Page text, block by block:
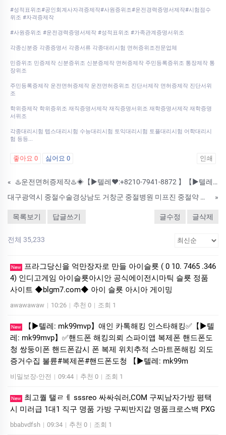
#성적표위조#공인회계사자격증제작#사원증위조#운전경력증명서제작#시험점수
위조 #자격증제작
#사원증위조 #운전경력증명서제작 #성적표위조 #가족관계증명서위조
각종신분증 각종증명서 각종서류 각종대리시험 면허증위조전문업체
민증위조 민증제작 신분증위조 신분증제작 면허증제작 주민등록증위조 통장제작 통
장위조
주민등록증제작 운전면허증제작 운전면허증위조 진단서제작 면허증제작 진단서위
조
학위증제작 학위증위조 재직증명서제작 재직증명서위조 재학증명서제작 재학증명
서위조
각종대리시험 텝스대리시험 수능대리시험 토익대리시험 토플대리시험 어학대리시
험 등등...
좋아요 0 싫어요 0 인쇄
«
♨️운전면허증제작♨️◈【▶텔레♥:+8210-7941-8872 】【▶텔레♥ : +8210-8069-3799 】◈♨️ #고등학교졸업증명서제작 #호적증명서제작 #의료진단서위조 #면허증위조 ♨️ ♨️수정업체-제작업체-위조업체-
대구광역시 중절수술경상남도 거창군 중절병원 미프진 중절약 약물낙태비용 임신초기낙태되는약성분 복용후주의사항 병원약물낙태비용문의후기 {} 임신4주중절수술
»
목록보기 답글쓰기 글수정 글삭제
전체 35,233
New
프라그당신을 억만장자로 만들 아이슬룟 ( 0 10. 7465 .346
4) 인디­고게­임 아이슬룟아시안 공식에이전시마틱 슬룟 정품
사이트 ◆blgm7.com◆ 아이 슬룟 아시아 게이밍
awawawaw | 10:26 | 추천 0 | 조회 1
New
【▶텔레: mk99mvp】애인 카톡해킹 인스타해킹✅【▶텔
레: mk99mvp】✅핸드폰 해킹의뢰 스파이앱 복제폰 핸드폰도
청 쌍둥이폰 핸드폰감시 폰 복제 위치추적 스마트폰해킹 외도
증거수집 불륜#복제폰#핸드폰도청 【▶텔레: mk99m
비밀보장-안전 | 09:44 | 추천 0 | 조회 1
New
최고퀄 탤ㄹㅔ sssreo 싸싸숴러,COM 구찌남자가방 평택
시 미러급 1대1 직구 명품 가방 구찌반지갑 명품크로스백 PXG
bbabvdfsh | 09:34 | 추천 0 | 조회 1